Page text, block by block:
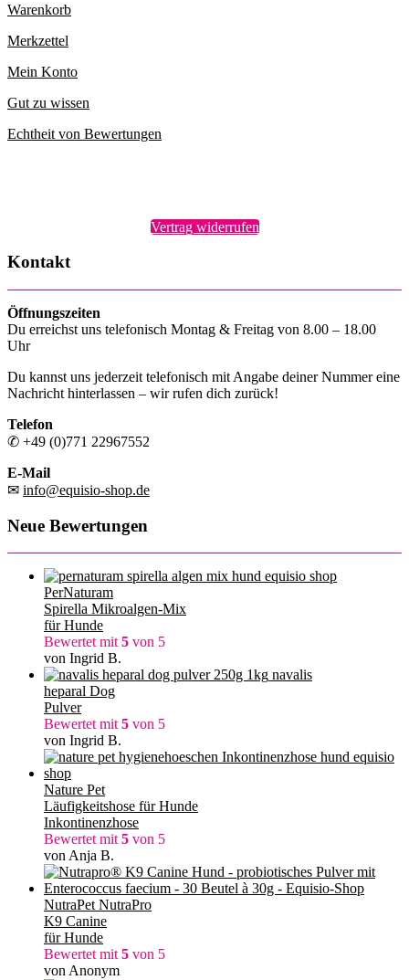
Warenkorb
Merkzettel
Mein Konto
Gut zu wissen
Echtheit von Bewertungen
Vertrag widerrufen
Kontakt
Öffnungszeiten
Du erreichst uns telefonisch Montag & Freitag von 8.00 – 18.00
Uhr
Du kannst uns jederzeit telefonisch mit Angabe deiner Nummer eine
Nachricht hinterlassen – wir rufen dich zurück!
Telefon
✆ +49 (0)771 22967552
E-Mail
✉ info@equisio-shop.de
Neue Bewertungen
PerNaturam
Spirella Mikroalgen-Mix
für Hunde
Bewertet mit5 von 5
von Ingrid B.
navalis
heparal Dog
Pulver
Bewertet mit5 von 5
von Ingrid B.
Nature Pet
Läufigkeitshose für Hunde
Inkontinenzhose
Bewertet mit5 von 5
von Anja B.
NutraPet NutraPro
K9 Canine
für Hunde
Bewertet mit5 von 5
von Anonym